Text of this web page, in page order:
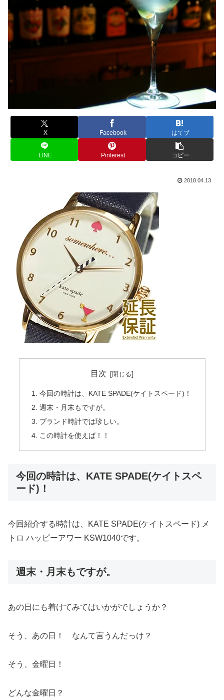
X Facebook はてブ
LINE Pinterest コピー
2018.04.13
目次
今回の時計は、KATE SPADE(ケイトスペード)！
週末・月末もですが。
ブランド時計では珍しい。
この時計を使えば！！
今回の時計は、KATE SPADE(ケイトスペ
ード)！
今回紹介する時計は、KATE SPADE(ケイトスペード) メ
トロ ハッピーアワー KSW1040です。
週末・月末もですが。
あの日にも着けてみてはいかがでしょうか？
そう、あの日！ なんて言うんだっけ？
そう、金曜日！
どんな金曜日？